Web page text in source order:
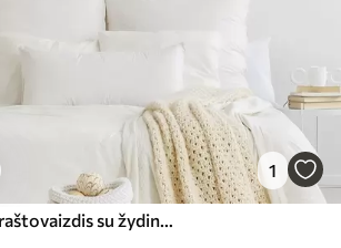
1
Gražus Japonijos kraštovaizdis su žydinčia vyšnia ir namu prie ežero